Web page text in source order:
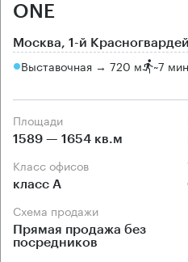
ONE
Москва, 1-й
Выставочная → 720 м ~7 мин
Площади
1589 — 1654 кв.м
Класс офисов
класс А
Схема продажи
Прямая продажа без
посредников